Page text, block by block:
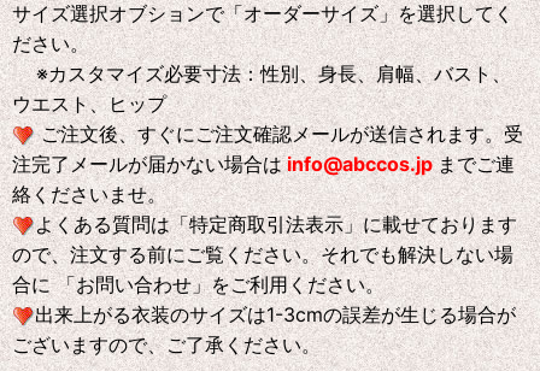
サイズ選択オブションで「オーダーサイズ」を選択してく
ださい。
※カスタマイズ必要寸法：性別、身長、肩幅、バスト、
ウエスト、ヒップ
ご注文後、すぐにご注文確認メールが送信されます。受
注完了メールが届かない場合はinfo@abccos.jp までご連
絡くださいませ。
よくある質問は「特定商取引法表示」に載せております
ので、注文する前にご覧ください。それでも解決しない場
合に 「お問い合わせ」をご利用ください。
出来上がる衣装のサイズは1-3cmの誤差が生じる場合が
ございますので、ご了承ください。